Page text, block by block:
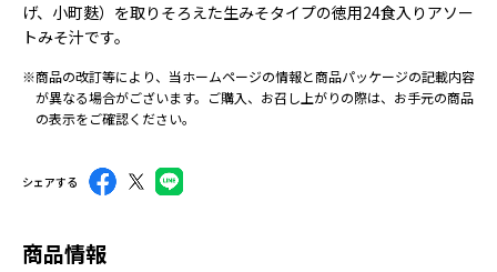
げ、小町麩）を取りそろえた生みそタイプの徳用24食入りアソー
トみそ汁です。
※商品の改訂等により、当ホームページの情報と商品パッケージの記載内容
が異なる場合がございます。ご購入、お召し上がりの際は、お手元の商品
の表示をご確認ください。
シェアする
商品情報